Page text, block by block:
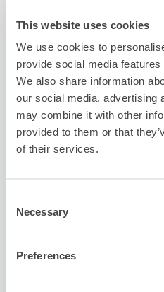
This website uses cookies
We use cookies to
provide social media
We also share information
our social media, advertising
may combine it with other
provided to them or that
of their services.
Selection
Necessary
Preferences
本日營業時間 : 00:00〜00:00
可保管的行李數